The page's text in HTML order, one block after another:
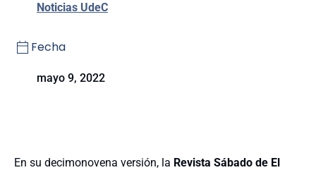
Noticias UdeC
Fecha
mayo 9, 2022
En su decimonovena versión, la Revista Sábado de El